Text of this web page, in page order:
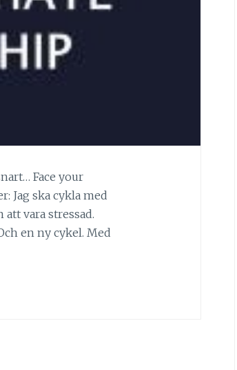
Face your
Jag ska cykla med
vara stressad.
en ny cykel. Med